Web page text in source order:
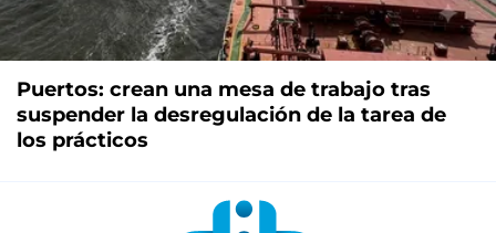
Puertos: crean una mesa de trabajo tras
suspender la desregulación de la tarea de
los prácticos